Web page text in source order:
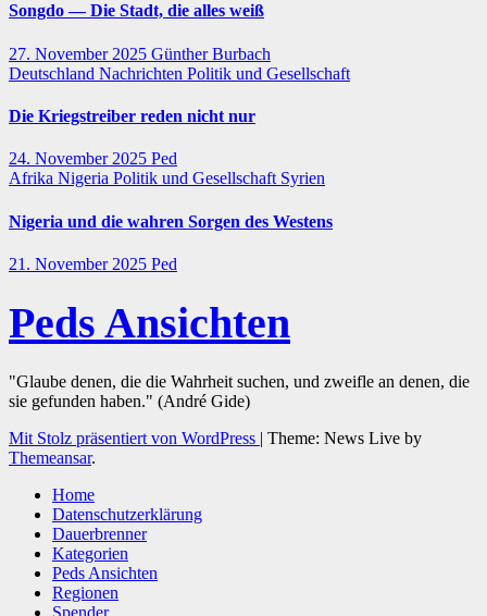
Songdo — Die Stadt, die alles weiß
27. November 2025 Günther Burbach
Deutschland Nachrichten Politik und Gesellschaft
Die Kriegstreiber reden nicht nur
24. November 2025 Ped
Afrika Nigeria Politik und Gesellschaft Syrien
Nigeria und die wahren Sorgen des Westens
21. November 2025 Ped
Peds Ansichten
"Glaube denen, die die Wahrheit suchen, und zweifle an denen, die
sie gefunden haben." (André Gide)
Mit Stolz präsentiert von WordPress | Theme: News Live by
Themeansar.
Home
Datenschutzerklärung
Dauerbrenner
Kategorien
Peds Ansichten
Regionen
Spender